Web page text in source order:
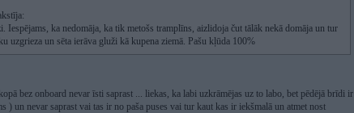
Iespējams, ka nedomāja, ka tik metošs tramplīns, aizlidoja čut tālāk nekā domāja un tur
uzgrieza un sēta ierāva gluži kā kupena ziemā. Pašu kļūda 100%
bez onboard nevar īsti saprast ... liekas, ka labi uzkrāmējas uz to labo, bet pēdējā brīdi ir
) un nevar saprast vai tas ir no paša puses vai tur kaut kas ir iekšmalā un atmet nost